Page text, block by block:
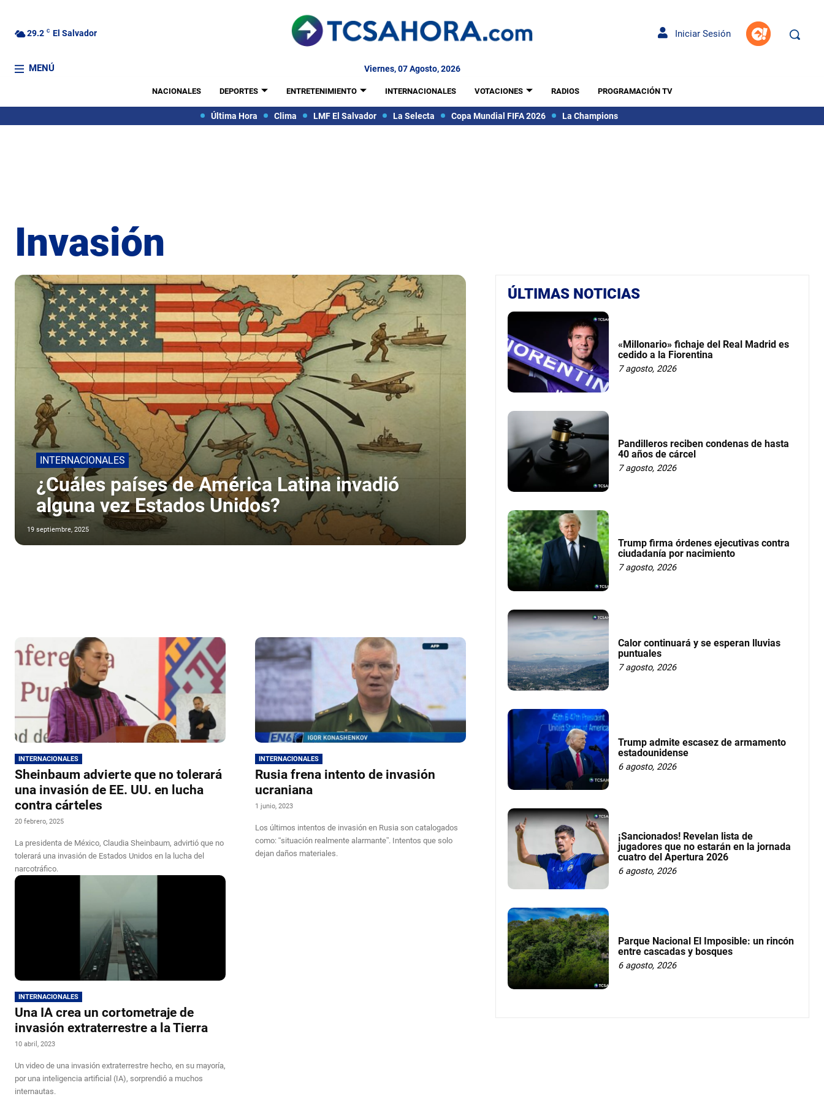
29.2 C El Salvador Iniciar Sesión
MENÚ Viernes, 07 Agosto, 2026
NACIONALES DEPORTES ENTRETENIMIENTO INTERNACIONALES VOTACIONES RADIOS PROGRAMACIÓN TV
Última Hora Clima LMF El Salvador La Selecta Copa Mundial FIFA 2026 La Champions
Invasión
INTERNACIONALES
¿Cuáles países de América Latina invadió
alguna vez Estados Unidos?
19 septiembre, 2025
INTERNACIONALES
Sheinbaum advierte que no tolerará
una invasión de EE. UU. en lucha
contra cárteles
20 febrero, 2025
La presidenta de México, Claudia Sheinbaum, advirtió que no
tolerará una invasión de Estados Unidos en la lucha del
narcotráfico.
INTERNACIONALES
Rusia frena intento de invasión
ucraniana
1 junio, 2023
Los últimos intentos de invasión en Rusia son catalogados
como: “situación realmente alarmante”. Intentos que solo
dejan daños materiales.
INTERNACIONALES
Una IA crea un cortometraje de
invasión extraterrestre a la Tierra
10 abril, 2023
Un video de una invasión extraterrestre hecho, en su mayoría,
por una inteligencia artificial (IA), sorprendió a muchos
internautas.
ÚLTIMAS NOTICIAS
«Millonario» fichaje del Real Madrid es
cedido a la Fiorentina
7 agosto, 2026
Pandilleros reciben condenas de hasta
40 años de cárcel
7 agosto, 2026
Trump firma órdenes ejecutivas contra
ciudadanía por nacimiento
7 agosto, 2026
Calor continuará y se esperan lluvias
puntuales
7 agosto, 2026
Trump admite escasez de armamento
estadounidense
6 agosto, 2026
¡Sancionados! Revelan lista de
jugadores que no estarán en la jornada
cuatro del Apertura 2026
6 agosto, 2026
Parque Nacional El Imposible: un rincón
entre cascadas y bosques
6 agosto, 2026